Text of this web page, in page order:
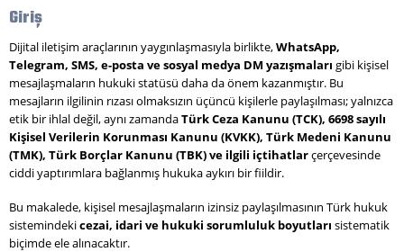
Giriş
Dijital iletişim araçlarının yaygınlaşmasıyla birlikte,WhatsApp,
Telegram, SMS, e-posta ve sosyal medya DM yazışmaları gibi kişisel
mesajlaşmaların hukuki statüsü daha da önem kazanmıştır. Bu
mesajların ilgilinin rızası olmaksızın üçüncü kişilerle paylaşılması; yalnızca
etik bir ihlal değil, aynı zamandaTürk Ceza Kanunu (TCK), 6698 sayılı
Kişisel Verilerin Korunması Kanunu (KVKK), Türk Medeni Kanunu
(TMK), Türk Borçlar Kanunu (TBK) ve ilgili içtihatlarçerçevesinde
ciddi yaptırımlara bağlanmış hukuka aykırı bir fiildir.
Bu makalede, kişisel mesajlaşmaların izinsiz paylaşılmasının Türk hukuk
sistemindekicezai, idari ve hukuki sorumluluk boyutları sistematik
biçimde ele alınacaktır.